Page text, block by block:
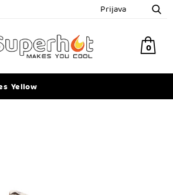
Prijava
Yellow
0